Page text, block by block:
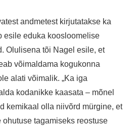
andmetest kirjutatakse ka
esile eduka koosloomelise
Olulisena tõi Nagel esile, et
võimaldama kogukonna
alati võimalik. „Ka iga
kodanikke kaasata – mõnel
kemikaal olla niivõrd mürgine, et
tagamiseks reostuse